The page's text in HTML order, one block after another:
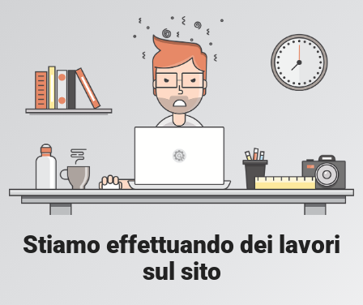
Stiamo effettuando dei lavori
sul sito